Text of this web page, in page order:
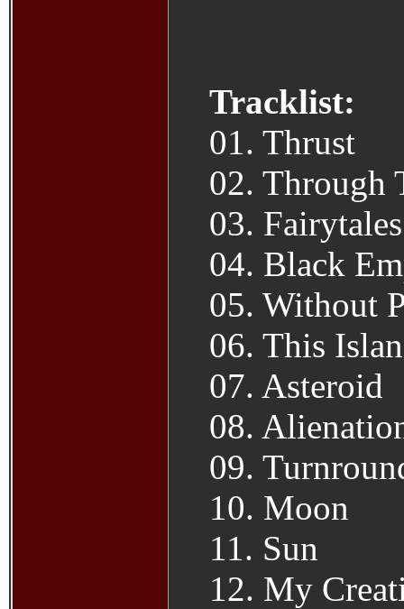
Tracklist:
01. Thrust
02. Through
03.
04. Black
05. Without
06. This
07. Asteroid
08.
09.
10. Moon
11. Sun
12. My